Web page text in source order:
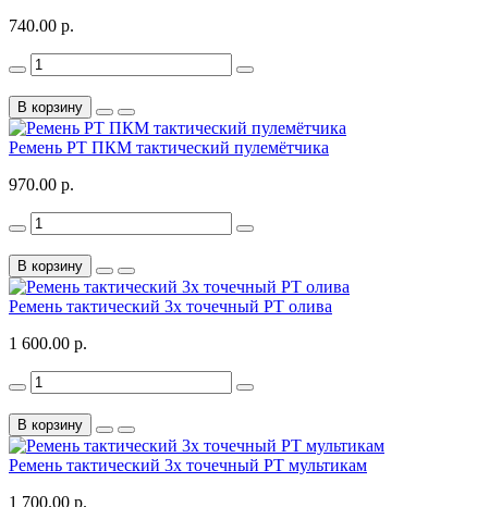
740.00 р.
В корзину
Ремень РТ ПКМ тактический пулемётчика
970.00 р.
В корзину
Ремень тактический 3х точечный РТ олива
1 600.00 р.
В корзину
Ремень тактический 3х точечный РТ мультикам
1 700.00 р.